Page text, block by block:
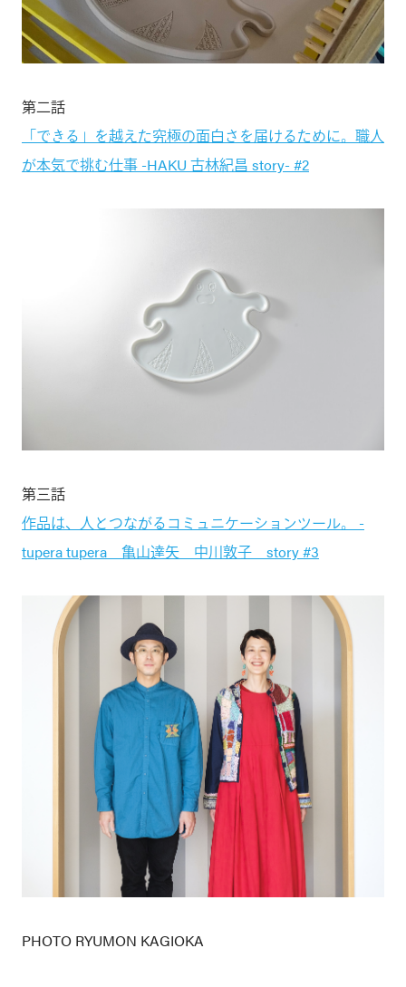
第二話
「できる」を越えた究極の面白さを届けるために。職人
が本気で挑む仕事 -HAKU 古林紀昌 story- #2
第三話
作品は、人とつながるコミュニケーションツール。 -
tupera tupera 亀山達矢 中川敦子 story #3
PHOTO RYUMON KAGIOKA